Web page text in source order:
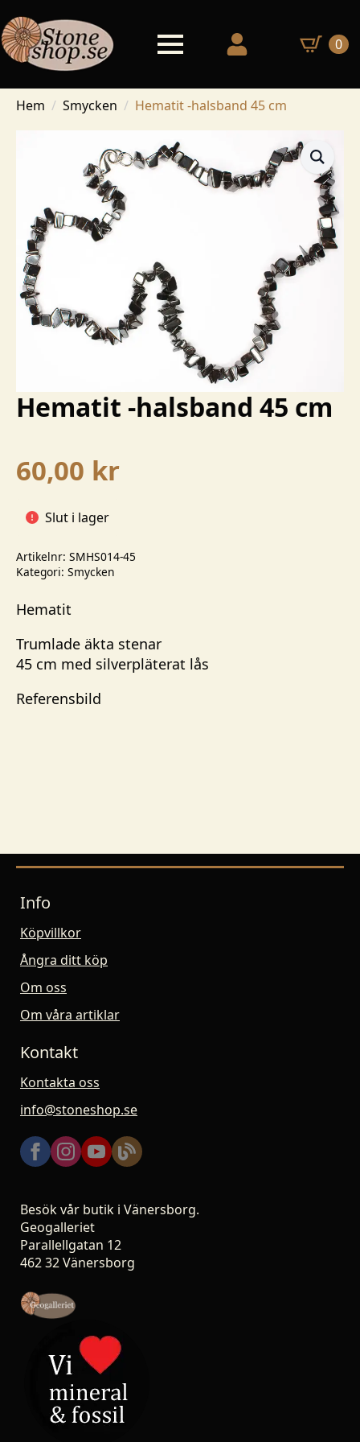
0
Hem Smycken Hematit -halsband 45 cm
Hematit -halsband 45 cm
60,00 kr
Slut i lager
Artikelnr: SMHS014-45
Kategori: Smycken
Hematit
Trumlade äkta stenar
45 cm med silverpläterat lås
Referensbild
Info
Köpvillkor
Ångra ditt köp
Om oss
Om våra artiklar
Kontakt
Kontakta oss
info@stoneshop.se
Besök vår butik i Vänersborg.
Geogalleriet
Parallellgatan 12
462 32 Vänersborg